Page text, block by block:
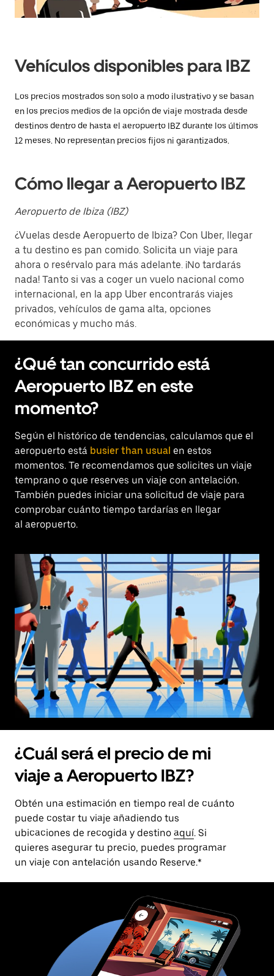
el
botón
cerrar
el
Vehículos disponibles para IBZ
Los precios mostrados son solo a modo ilustrativo y se basan
en los precios medios de la opción de viaje mostrada desde
destinos dentro de hasta el aeropuerto IBZ durante los últimos
12 meses. No representan precios fijos ni garantizados.
Cómo llegar a Aeropuerto IBZ
Aeropuerto de Ibiza (IBZ)
¿Vuelas desde Aeropuerto de Ibiza? Con Uber, llegar
a tu destino es pan comido. Solicita un viaje para
ahora o resérvalo para más adelante. ¡No tardarás
nada! Tanto si vas a coger un vuelo nacional como
internacional, en la app Uber encontrarás viajes
privados, vehículos de gama alta, opciones
económicas y mucho más.
¿Qué tan concurrido está
Aeropuerto IBZ en este
momento?
Según el histórico de tendencias, calculamos que el
aeropuerto está busier than usual en estos
momentos. Te recomendamos que solicites un viaje
temprano o que reserves un viaje con antelación.
También puedes iniciar una solicitud de viaje para
comprobar cuánto tiempo tardarías en llegar
al aeropuerto.
¿Cuál será el precio de mi
viaje a Aeropuerto IBZ?
Obtén una estimación en tiempo real de cuánto
puede costar tu viaje añadiendo tus
ubicaciones de recogida y destino aquí. Si
quieres asegurar tu precio, puedes programar
un viaje con antelación usando Reserve.*